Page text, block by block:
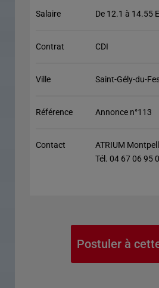
Salaire De 12.1 à 14.55
Contrat CDI
Ville Saint-Gély-du-
Référence Annonce n°113
Contact
ATRIUM
Tél. 04 67 06 95
Postuler à